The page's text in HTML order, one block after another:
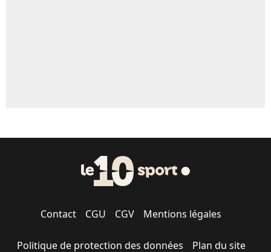
Contact CGU CGV Mentions légales
Politique de protection des données Plan du site